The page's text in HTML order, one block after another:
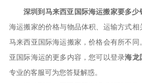
从秦皇岛市托运到美国从重庆市托运到美国
张家界市托运到美国从厦门市托运到美国从
市搬家到英国从南京市搬家到加拿大从大连
从广州市搬家
深圳到马来西亚国际海运搬家要多少
海运搬家的价格与物品体积、运输方式相
马来西亚国际海运搬家，价格会有所不同
亚国际海运的更多内容，您可以登录海龙
专业的客服可为您答疑解惑。